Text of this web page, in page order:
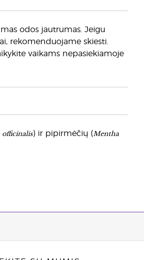
odos jautrumas. Jeigu
rekomenduojame skiesti.
vaikams nepasiekiamoje
) ir pipirmėčių (Mentha